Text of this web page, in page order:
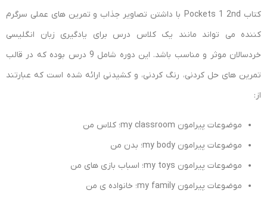
کتاب Pockets 1 2nd با داشتن تصاویر جذاب و تمرین های عملی سرگرم
کننده می تواند مانند یک کلاس درس برای یادگیری زبان انگلیسی
خردسالان موثر و مناسب باشد. این دوره شامل 9 درس بوده که در قالب
تمرین های حل کردنی، رنگ کردنی، و کشیدنی ارائه شده است که عبارتند
از:
موضوعات پیرامون my classroom؛ کلاس من
موضوعات پیرامون my body؛ بدن من
موضوعات پیرامون my toys؛ اسباب بازی های من
موضوعات پیرامون my family؛ خانواده ی من